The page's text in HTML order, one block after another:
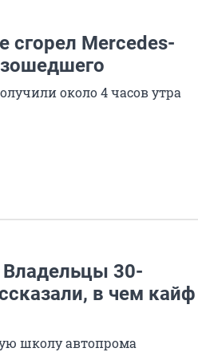
сгорел Mercedes-
около 4 часов утра
Владельцы 30-
в чем кайф
школу автопрома